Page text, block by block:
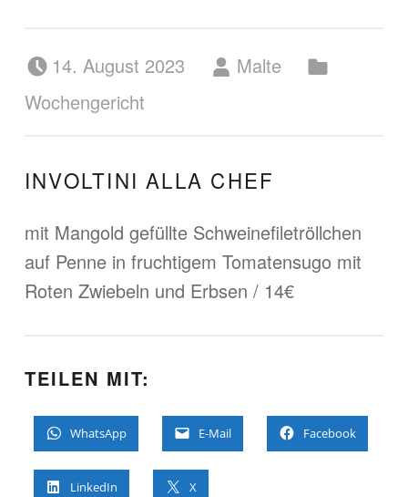
14. August 2023 Malte
Wochengericht
INVOLTINI ALLA CHEF
mit Mangold gefüllte Schweinefiletröllchen
auf Penne in fruchtigem Tomatensugo mit
Roten Zwiebeln und Erbsen / 14€
TEILEN MIT:
WhatsApp E-Mail Facebook
LinkedIn X